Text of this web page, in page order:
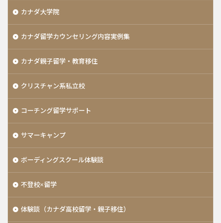
カナダ大学院
カナダ留学カウンセリング内容実例集
カナダ親子留学・教育移住
クリスチャン系私立校
コーチング留学サポート
サマーキャンプ
ボーディングスクール体験談
不登校×留学
体験談（カナダ高校留学・親子移住）